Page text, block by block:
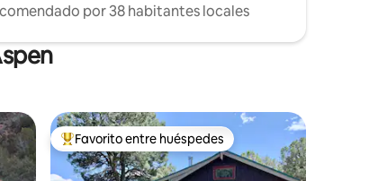
por 38 habitantes locales
De los mejores en Favorito entre huéspedes
Favorito entre huéspedes